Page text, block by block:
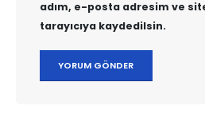
adım, e-posta adresim ve
tarayıcıya kaydedilsin.